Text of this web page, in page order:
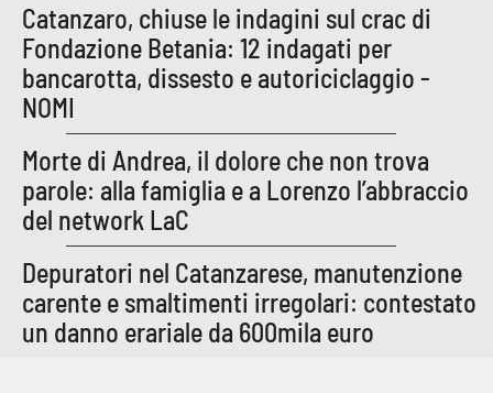
Catanzaro, chiuse le indagini sul crac di
Fondazione Betania: 12 indagati per
bancarotta, dissesto e autoriciclaggio -
NOMI
Morte di Andrea, il dolore che non trova
parole: alla famiglia e a Lorenzo l’abbraccio
del network LaC
Depuratori nel Catanzarese, manutenzione
carente e smaltimenti irregolari: contestato
un danno erariale da 600mila euro